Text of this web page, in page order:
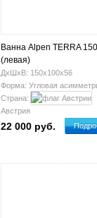
Ванна Alpen TERRA
(левая)
ДхШхВ: 150х100х56
Форма: Угловая
Страна:
Австрия
22 000 руб.